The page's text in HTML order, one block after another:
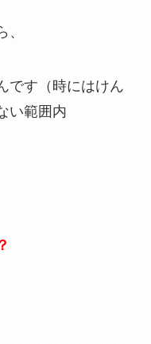
です（時にはけん
い範囲内